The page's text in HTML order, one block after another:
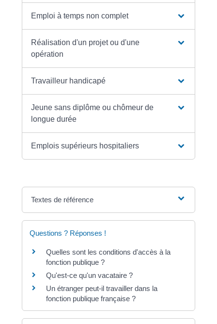
Emploi à temps non complet
Réalisation d'un projet ou d'une
opération
Travailleur handicapé
Jeune sans diplôme ou chômeur de
longue durée
Emplois supérieurs hospitaliers
Textes de référence
Questions ? Réponses !
Quelles sont les conditions d'accès à la
fonction publique ?
Qu'est-ce qu'un vacataire ?
Un étranger peut-il travailler dans la
fonction publique française ?